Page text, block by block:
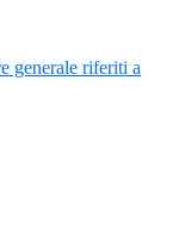
generale riferiti a